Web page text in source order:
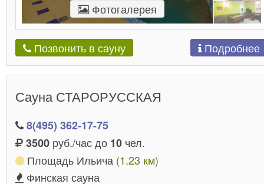
Фотогалерея
Позвонить в сауну Подробнее
Сауна СТАРОРУССКАЯ
8(495) 362-17-75
3500 руб./час до 10 чел.
Площадь Ильича (1.23 км)
Финская сауна